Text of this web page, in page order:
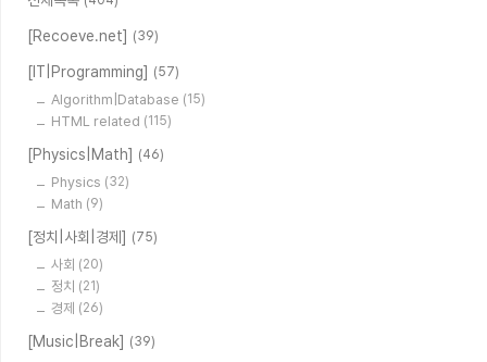
[Recoeve.net] (39)
[IT|Programming] (57)
Algorithm|Database (15)
HTML related (115)
[Physics|Math] (46)
Physics (32)
Math (9)
[정치|사회|경제] (75)
사회 (20)
정치 (21)
경제 (26)
[Music|Break] (39)